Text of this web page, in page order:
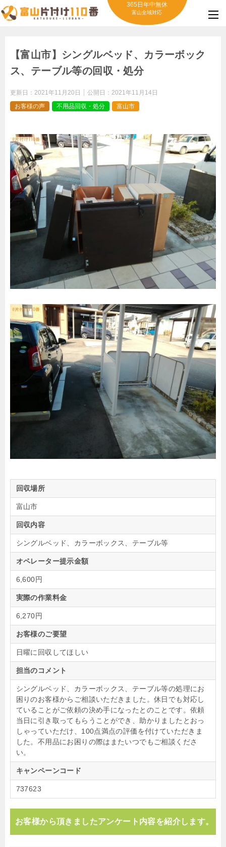
365日年中無休
富山全域対応
【富山市】シングルベッド、カラーボック
ス、テーブル等の回収・処分
更新日： 2021年11月20日 公開日： 2021年11月14日
お客様の声
不用品回収・処分 富山市
回収場所
富山市
回収内容
シングルベッド、カラーボックス、テーブル等
オペレーター提示金額
6,600円
実際の作業料金
6,270円
お客様のご要望
日曜に回収してほしい
担当のコメント
シングルベッド、カラーボックス、テーブル等の処理にお
困りのお客様からご相談いただきました。休日でも対応し
ていることがご依頼の決め手になったとのことです。依頼
当日に引き取ってもらうことができ、助かりましたとおっ
しゃっていただけ、100点満点の評価を付けていただきま
した。不用品にお困りの際はまたいつでもご相談くださ
い。
キャンペーンコード
737623
お客様から頂きましたアンケート内容を紹介します。